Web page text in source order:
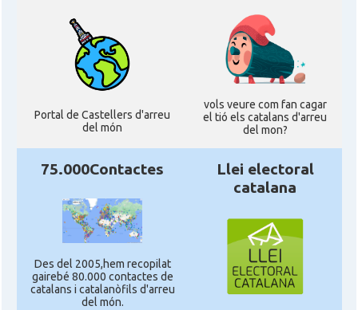
Portal de Castellers d'arreu
del món
vols veure com fan cagar
el tió els catalans d'arreu
del mon?
75.000Contactes
Des del 2005,hem recopilat
gairebé 80.000 contactes de
catalans i catalanòfils d'arreu
del món.
Llei electoral
catalana